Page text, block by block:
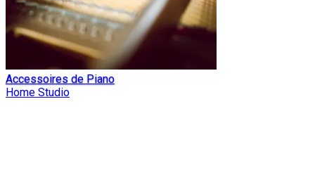
Accessoires de Piano
Home Studio